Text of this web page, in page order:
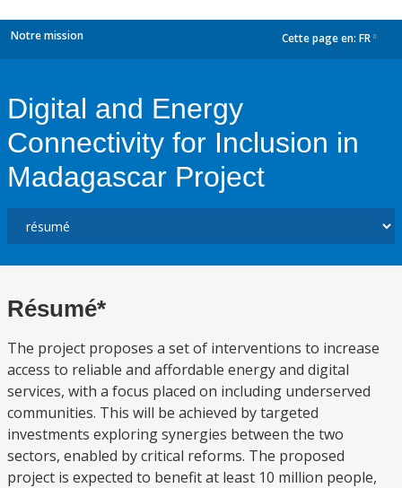
Notre mission Cette page en: FR
Digital and Energy
Connectivity for Inclusion in
Madagascar Project
Résumé*
The project proposes a set of interventions to increase
access to reliable and affordable energy and digital
services, with a focus placed on including underserved
communities. This will be achieved by targeted
investments exploring synergies between the two
sectors, enabled by critical reforms. The proposed
project is expected to benefit at least 10 million people,